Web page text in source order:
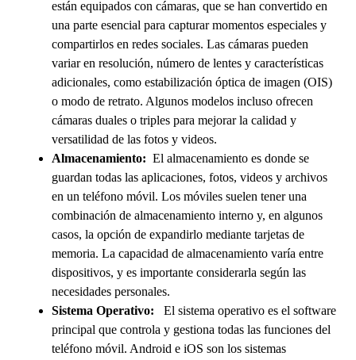
están equipados con cámaras, que se han convertido en
una parte esencial para capturar momentos especiales y
compartirlos en redes sociales. Las cámaras pueden
variar en resolución, número de lentes y características
adicionales, como estabilización óptica de imagen (OIS)
o modo de retrato. Algunos modelos incluso ofrecen
cámaras duales o triples para mejorar la calidad y
versatilidad de las fotos y videos.
Almacenamiento: El almacenamiento es donde se
guardan todas las aplicaciones, fotos, videos y archivos
en un teléfono móvil. Los móviles suelen tener una
combinación de almacenamiento interno y, en algunos
casos, la opción de expandirlo mediante tarjetas de
memoria. La capacidad de almacenamiento varía entre
dispositivos, y es importante considerarla según las
necesidades personales.
Sistema Operativo: El sistema operativo es el software
principal que controla y gestiona todas las funciones del
teléfono móvil. Android e iOS son los sistemas